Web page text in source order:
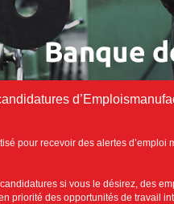
pour recevoir des alertes d’emploi
si vous le désirez, des
priorité des opportunités de travail